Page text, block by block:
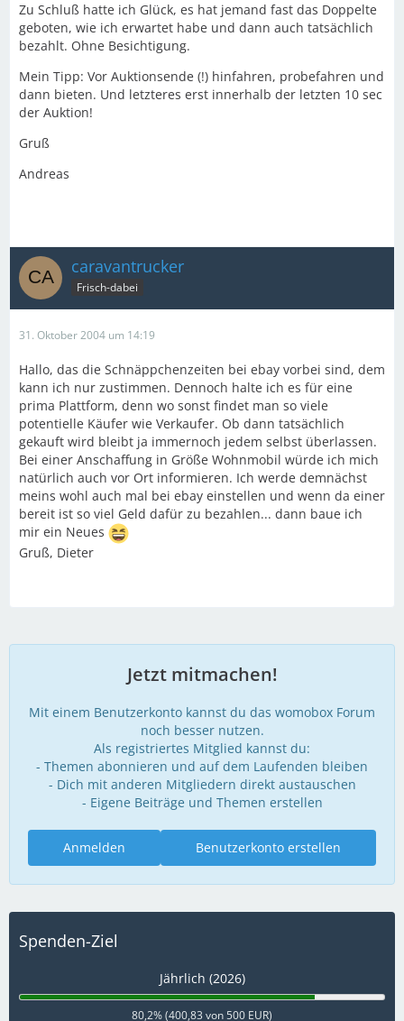
Zu Schluß hatte ich Glück, es hat jemand fast das Doppelte
geboten, wie ich erwartet habe und dann auch tatsächlich
bezahlt. Ohne Besichtigung.
Mein Tipp: Vor Auktionsende (!) hinfahren, probefahren und
dann bieten. Und letzteres erst innerhalb der letzten 10 sec
der Auktion!
Gruß
Andreas
caravantrucker
Frisch-dabei
31. Oktober 2004 um 14:19
Hallo, das die Schnäppchenzeiten bei ebay vorbei sind, dem
kann ich nur zustimmen. Dennoch halte ich es für eine
prima Plattform, denn wo sonst findet man so viele
potentielle Käufer wie Verkaufer. Ob dann tatsächlich
gekauft wird bleibt ja immernoch jedem selbst überlassen.
Bei einer Anschaffung in Größe Wohnmobil würde ich mich
natürlich auch vor Ort informieren. Ich werde demnächst
meins wohl auch mal bei ebay einstellen und wenn da einer
bereit ist so viel Geld dafür zu bezahlen... dann baue ich
mir ein Neues
Gruß, Dieter
Jetzt mitmachen!
Mit einem Benutzerkonto kannst du das womobox Forum
noch besser nutzen.
Als registriertes Mitglied kannst du:
- Themen abonnieren und auf dem Laufenden bleiben
- Dich mit anderen Mitgliedern direkt austauschen
- Eigene Beiträge und Themen erstellen
Benutzerkonto erstellen
Anmelden
Spenden-Ziel
Jährlich (2026)
80,2% (400,83 von 500 EUR)